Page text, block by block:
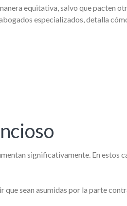
equitativa, salvo que pacten
especializados, detalla
significativamente. En estos
que sean asumidas por la parte